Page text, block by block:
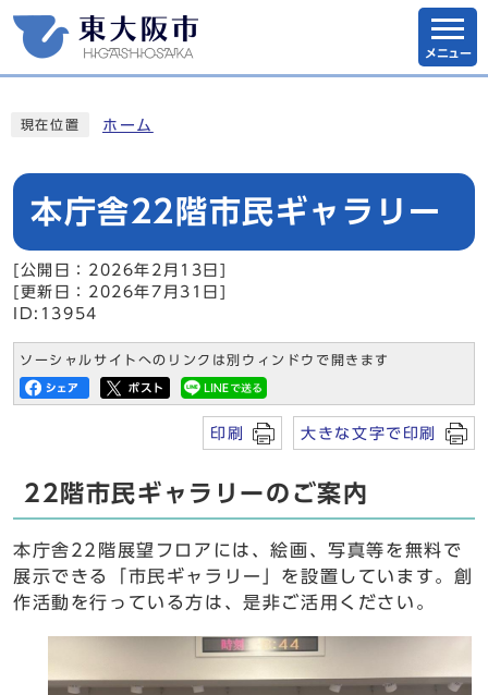
メニュー
現在位置 ホーム
本庁舎22階市民ギャラリー
[公開日：2026年2月13日]
[更新日：2026年7月31日]
ID:13954
ソーシャルサイトへのリンクは別ウィンドウで開きます
印刷 大きな文字で印刷
22階市民ギャラリーのご案内
本庁舎22階展望フロアには、絵画、写真等を無料で
展示できる「市民ギャラリー」を設置しています。創
作活動を行っている方は、是非ご活用ください。